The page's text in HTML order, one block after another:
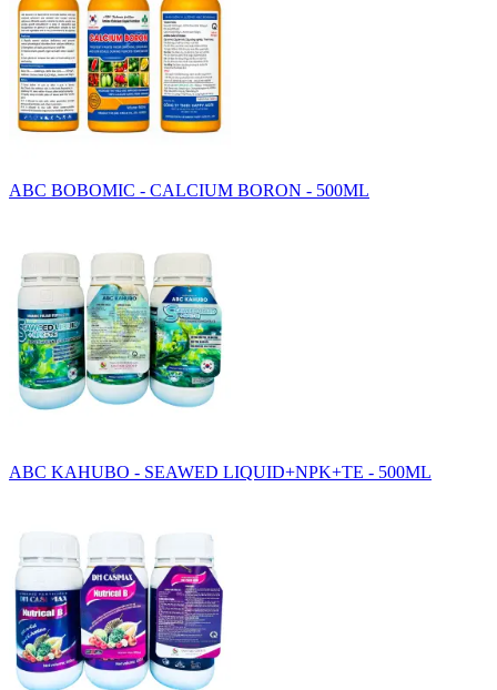
ABC BOBOMIC - CALCIUM BORON - 500ML
ABC KAHUBO - SEAWED LIQUID+NPK+TE - 500ML